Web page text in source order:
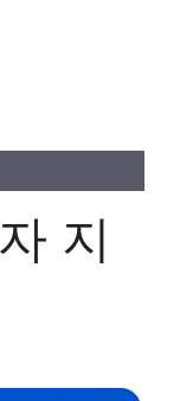
지